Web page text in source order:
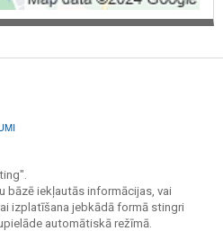
bāzē iekļautās informācijas, vai
izplatīšana jebkādā formā stingri
automātiskā režīmā.